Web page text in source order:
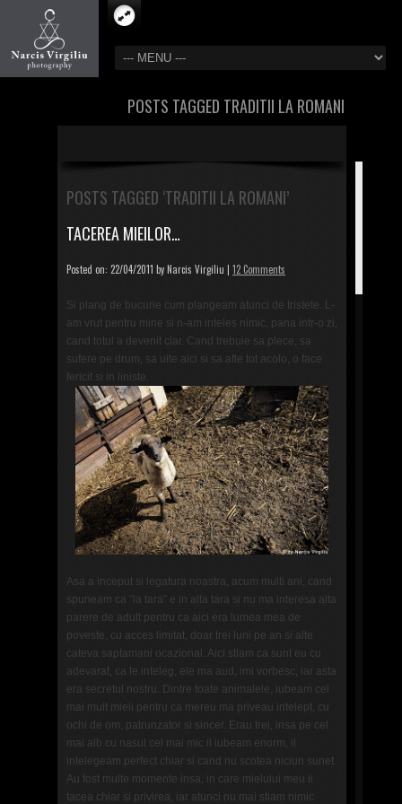
POSTS TAGGED TRADITII LA ROMANI
POSTS TAGGED ‘TRADITII LA ROMANI’
TACEREA MIEILOR…
Posted on: 22/04/2011 by Narcis Virgiliu | 12 Comments
Si plang de bucurie cum plangeam atunci de tristete. L-
am vrut pentru mine si n-am inteles nimic, pana intr-o zi,
cand totul a devenit clar. Cand trebuie sa plece, sa
sufere pe drum, sa uite aici si sa afle tot acolo, o face
fericit si in liniste.
Asa a inceput si legatura noastra, acum multi ani, cand
spuneam ca “la tara” e in alta tara si nu ma interesa alta
parere de adult pentru ca aici era lumea mea de
poveste, cu acces limitat, doar trei luni pe an si alte
cateva saptamani ocazional. Aici stiam ca sunt eu cu
adevarat, ca le inteleg, ele ma aud, imi vorbesc, iar asta
era secretul nostru. Dintre toate animalele, iubeam cel
mai mult mieii pentru ca mereu ma priveau intelept, cu
ochi de om, patrunzator si sincer. Erau trei, insa pe cel
mai alb cu nasul cel mai mic il iubeam enorm, il
intelegeam perfect chiar si cand nu scotea niciun sunet.
Au fost multe momente insa, in care mielului meu ii
tacea chiar si privirea, iar atunci nu mai stiam nimic